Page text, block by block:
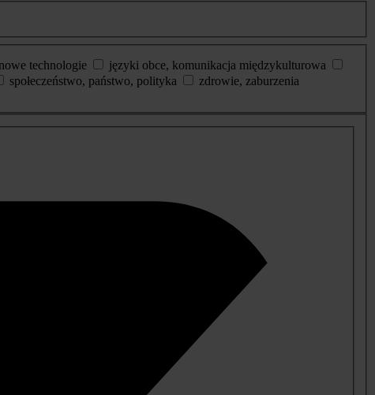
technologie
języki obce, komunikacja międzykulturowa
społeczeństwo, państwo, polityka
zdrowie, zaburzenia